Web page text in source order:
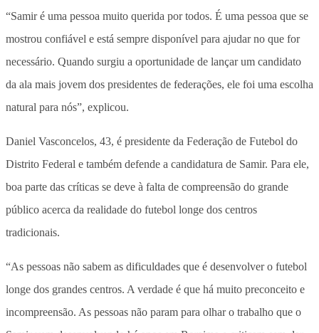
“Samir é uma pessoa muito querida por todos. É uma pessoa que se
mostrou confiável e está sempre disponível para ajudar no que for
necessário. Quando surgiu a oportunidade de lançar um candidato
da ala mais jovem dos presidentes de federações, ele foi uma escolha
natural para nós”, explicou.
Daniel Vasconcelos, 43, é presidente da Federação de Futebol do
Distrito Federal e também defende a candidatura de Samir. Para ele,
boa parte das críticas se deve à falta de compreensão do grande
público acerca da realidade do futebol longe dos centros
tradicionais.
“As pessoas não sabem as dificuldades que é desenvolver o futebol
longe dos grandes centros. A verdade é que há muito preconceito e
incompreensão. As pessoas não param para olhar o trabalho que o